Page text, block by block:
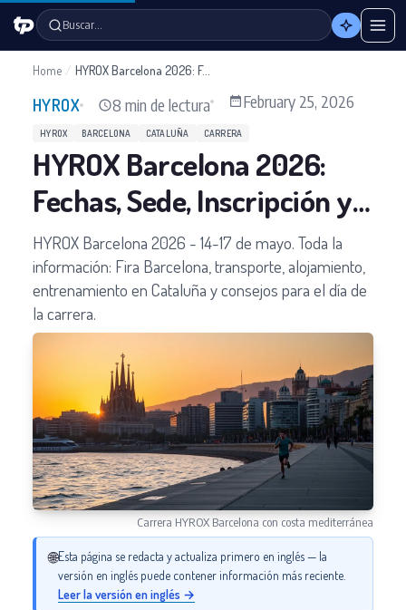
Buscar…
Home / HYROX Barcelona 2026: Fechas, Sede, Inscripción y Guía Completa
HYROX 8 min de lectura February 25, 2026
HYROX BARCELONA CATALUÑA CARRERA
HYROX Barcelona 2026:
Fechas, Sede, Inscripción y
Guía Completa
HYROX Barcelona 2026 - 14-17 de mayo. Toda la
información: Fira Barcelona, transporte, alojamiento,
entrenamiento en Cataluña y consejos para el día de
la carrera.
Carrera HYROX Barcelona con costa mediterránea
🌐Esta página se redacta y actualiza primero en inglés — la
versión en inglés puede contener información más reciente.
Leer la versión en inglés →